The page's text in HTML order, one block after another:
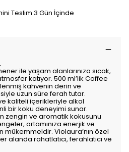
Teslim 3 Gün İçinde
ile yaşam alanlarınıza sıcak,
katıyor. 500 ml’lik Coffee
kahvenin derin ve
uzun süre ferah tutar.
kaliteli içerikleriyle alkol
bir koku deneyimi sunar.
zengin ve aromatik kokusunu
ortamınıza enerjik ve
mükemmeldir. Violaura’nın özel
alanda rahatlatıcı, ferahlatıcı ve